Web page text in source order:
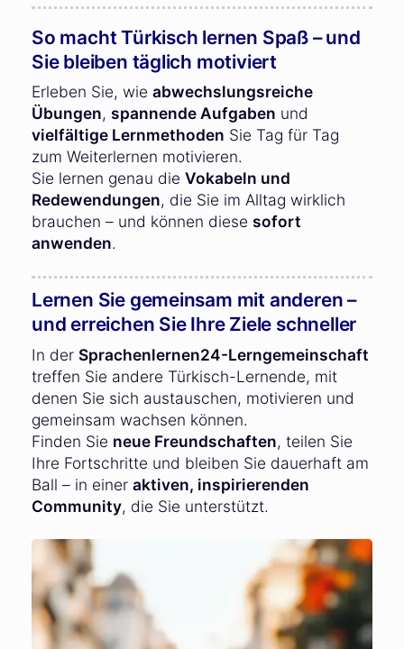
So macht Türkisch lernen Spaß – und
Sie bleiben täglich motiviert
Erleben Sie, wie abwechslungsreiche
Übungen, spannende Aufgaben und
vielfältige Lernmethoden Sie Tag für Tag
zum Weiterlernen motivieren.
Sie lernen genau die Vokabeln und
Redewendungen, die Sie im Alltag wirklich
brauchen – und können diese sofort
anwenden.
Lernen Sie gemeinsam mit anderen –
und erreichen Sie Ihre Ziele schneller
In der Sprachenlernen24-Lerngemeinschaft
treffen Sie andere Türkisch-Lernende, mit
denen Sie sich austauschen, motivieren und
gemeinsam wachsen können.
Finden Sie neue Freundschaften, teilen Sie
Ihre Fortschritte und bleiben Sie dauerhaft am
Ball – in einer aktiven, inspirierenden
Community, die Sie unterstützt.